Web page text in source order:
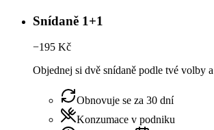
Snídaně 1+1
−195 Kč
Objednej si dvě snídaně podle tvé volby
Obnovuje se za 30 dní
Konzumace v podniku